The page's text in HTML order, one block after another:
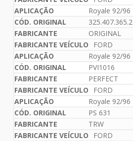
Royale 92/96
325.407.365.2
ORIGINAL
FORD
Royale 92/96
PVI1016
PERFECT
FORD
Royale 92/96
PS 631
TRW
FORD